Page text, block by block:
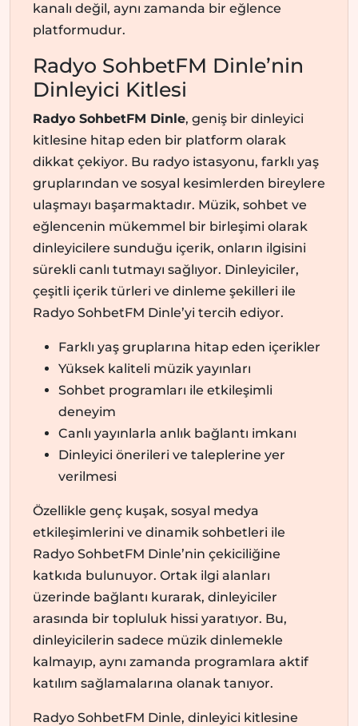
kanalı değil, aynı zamanda bir eğlence
platformudur.
Radyo SohbetFM Dinle’nin
Dinleyici Kitlesi
Radyo SohbetFM Dinle, geniş bir dinleyici
kitlesine hitap eden bir platform olarak
dikkat çekiyor. Bu radyo istasyonu, farklı yaş
gruplarından ve sosyal kesimlerden bireylere
ulaşmayı başarmaktadır. Müzik, sohbet ve
eğlencenin mükemmel bir birleşimi olarak
dinleyicilere sunduğu içerik, onların ilgisini
sürekli canlı tutmayı sağlıyor. Dinleyiciler,
çeşitli içerik türleri ve dinleme şekilleri ile
Radyo SohbetFM Dinle’yi tercih ediyor.
Farklı yaş gruplarına hitap eden içerikler
Yüksek kaliteli müzik yayınları
Sohbet programları ile etkileşimli
deneyim
Canlı yayınlarla anlık bağlantı imkanı
Dinleyici önerileri ve taleplerine yer
verilmesi
Özellikle genç kuşak, sosyal medya
etkileşimlerini ve dinamik sohbetleri ile
Radyo SohbetFM Dinle’nin çekiciliğine
katkıda bulunuyor. Ortak ilgi alanları
üzerinde bağlantı kurarak, dinleyiciler
arasında bir topluluk hissi yaratıyor. Bu,
dinleyicilerin sadece müzik dinlemekle
kalmayıp, aynı zamanda programlara aktif
katılım sağlamalarına olanak tanıyor.
Radyo SohbetFM Dinle, dinleyici kitlesine